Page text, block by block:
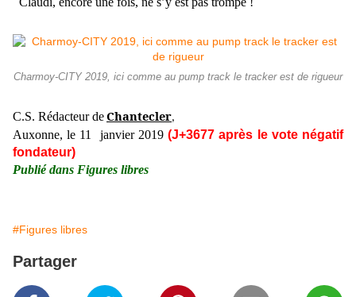
Charmoy-CITY 2019, ici comme au pump track le tracker est de rigueur
C.S. Rédacteur deChantecler,
Auxonne, le 11 janvier 2019 (J+3677 après le vote négatif
fondateur)
Publié dans Figures libres
#Figures libres
Partager